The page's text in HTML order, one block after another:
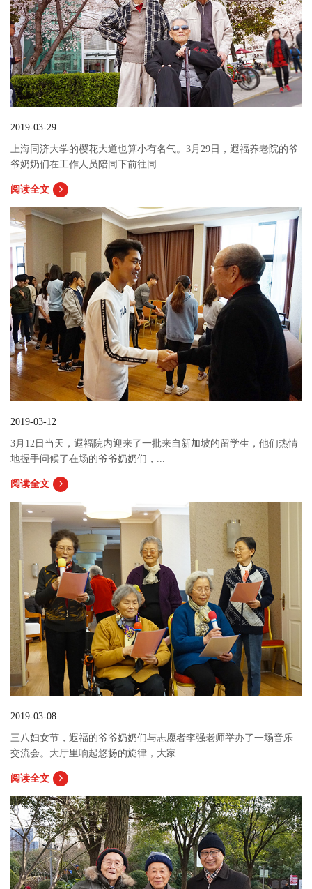
2019-03-29
上海同济大学的樱花大道也算小有名气。3月29日，遐福养老院的爷
爷奶奶们在工作人员陪同下前往同...
阅读全文
2019-03-12
3月12日当天，遐福院内迎来了一批来自新加坡的留学生，他们热情
地握手问候了在场的爷爷奶奶们，...
阅读全文
2019-03-08
三八妇女节，遐福的爷爷奶奶们与志愿者李强老师举办了一场音乐
交流会。大厅里响起悠扬的旋律，大家...
阅读全文